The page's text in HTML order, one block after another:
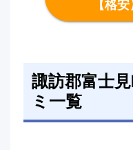
【格
諏訪郡富士
ミ一覧